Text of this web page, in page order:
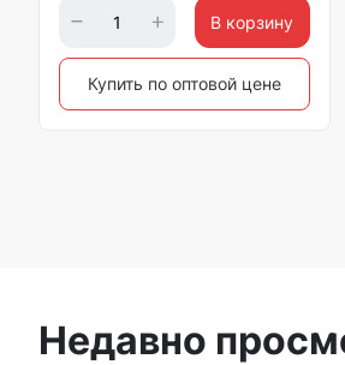
В корзину
Купить по оптовой цене
Недавно